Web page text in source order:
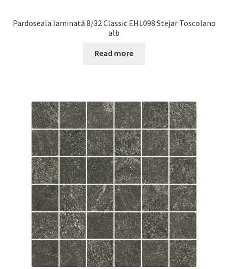
Pardoseala laminată 8/32 Classic EHL098 Stejar Toscolano
alb
Read more